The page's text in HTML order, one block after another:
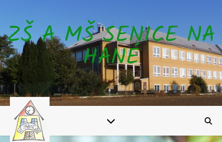
ZŠ A MŠ SENICE NA
HANÉ